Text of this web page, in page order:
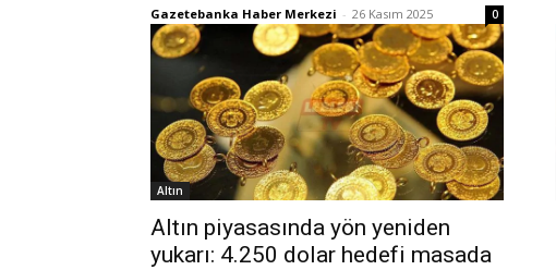
Gazetebanka Haber Merkezi - 26 Kasım 2025 0
Altın
Altın piyasasında yön yeniden
yukarı: 4.250 dolar hedefi masada